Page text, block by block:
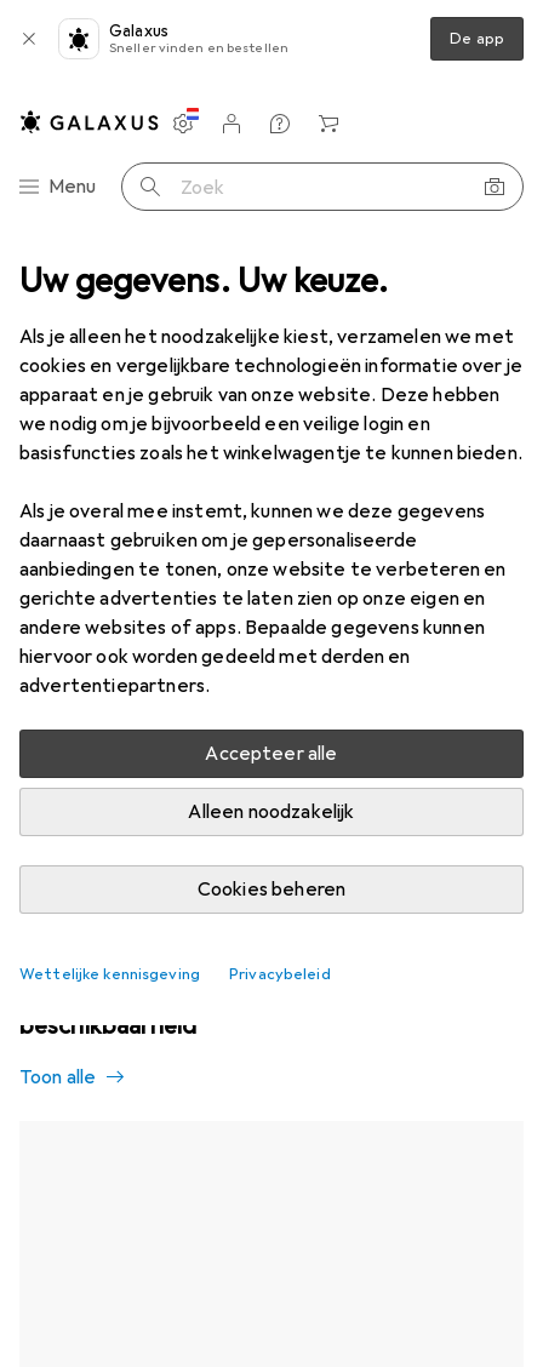
Uw gegevens. Uw keuze.
Als je alleen het noodzakelijke kiest, verzamelen we met
cookies en vergelijkbare technologieën informatie over je
apparaat en je gebruik van onze website. Deze hebben
we nodig om je bijvoorbeeld een veilige login en
basisfuncties zoals het winkelwagentje te kunnen bieden.
Als je overal mee instemt, kunnen we deze gegevens
daarnaast gebruiken om je gepersonaliseerde
aanbiedingen te tonen, onze website te verbeteren en
gerichte advertenties te laten zien op onze eigen en
andere websites of apps. Bepaalde gegevens kunnen
hiervoor ook worden gedeeld met derden en
advertentiepartners.
Accepteer alle
Alleen noodzakelijk
Cookies beheren
Wettelijke kennisgeving Privacybeleid
Galaxus
Sneller vinden en bestellen De app
Categorie navigatie
Menu Zoek op
Instellingen
Klantenaccount
Produktvergelijking
Verlanglijstje
Winkelmandje
Huishouden Handwerk Naaimachine
16 afbeeldingen 4 Video's
Veritas Elastica
5
Waarderingscijfers
Meer van Veritas
Momenteel niet op voorraad
Laat me weten wanneer dit product beschikbaar is
Vergelijk In verlanglijstje
i
Vergelijkbare producten met betere
beschikbaarheid
Toon alle